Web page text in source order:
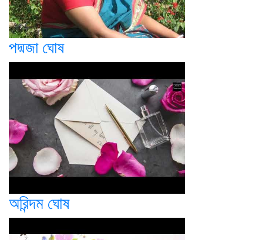
পদ্মজা ঘোষ
অরিন্দম ঘোষ